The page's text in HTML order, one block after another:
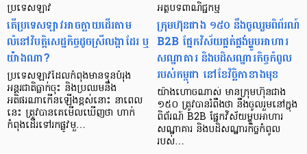
ប្រទេសឡាវ
តើប្រទេសឡាវអាចក្លាយដើរតាម
លំនៅវិបត្តិសេដ្ឋកិច្ចដូចស្រីលង្កាដែរ ឬ
យ៉ាងណា?
ប្រទេសឡាវដែលកំពុងមានទុនបំរុង
អន្តរជាតិធ្លាក់ចុះ និងប្រឈមនឹង
អតិផរណាកើនឡើងខ្ពស់នោះ នាពេល
នេះ ត្រូវបានគេមើលឃើញថា ហាក់
កំពុងដើរទៅរកផ្លូវមួ…
អត្ថបទពាណិជ្ជកម្ម
ក្រុមហ៊ុនជាង ១៥០ នឹងចូលរួមពិព័រណ៍
B2B ផ្នែកវិស័យផ្គត់ផ្គង់ម្ហូបអាហារ
សណ្ឋាគារ និងបដិសណ្ឋារកិច្ចកំពូល
របស់កម្ពុជា នៅខែវិច្ឆិកាខាងមុខ
យ៉ាងហោចណាស់ មានក្រុមហ៊ុនជាង
១៥០ ត្រូវបានរំពឹងថា នឹងចូលរួមនៅក្នុង
ពិព័រណ៍ B2B ផ្នែកវិស័យម្ហូបអាហារ
សណ្ឋាគារ និងបដិសណ្ឋារកិច្ចកំពូល
របស់…